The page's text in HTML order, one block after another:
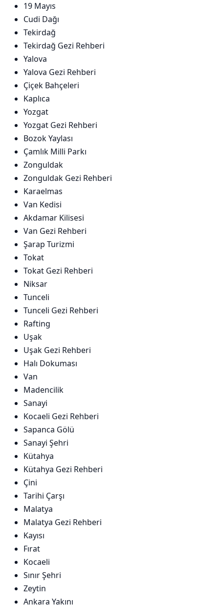
19 Mayıs
Cudi Dağı
Tekirdağ
Tekirdağ Gezi Rehberi
Yalova
Yalova Gezi Rehberi
Çiçek Bahçeleri
Kaplıca
Yozgat
Yozgat Gezi Rehberi
Bozok Yaylası
Çamlık Milli Parkı
Zonguldak
Zonguldak Gezi Rehberi
Karaelmas
Van Kedisi
Akdamar Kilisesi
Van Gezi Rehberi
Şarap Turizmi
Tokat
Tokat Gezi Rehberi
Niksar
Tunceli
Tunceli Gezi Rehberi
Rafting
Uşak
Uşak Gezi Rehberi
Halı Dokuması
Van
Madencilik
Sanayi
Kocaeli Gezi Rehberi
Sapanca Gölü
Sanayi Şehri
Kütahya
Kütahya Gezi Rehberi
Çini
Tarihi Çarşı
Malatya
Malatya Gezi Rehberi
Kayısı
Fırat
Kocaeli
Sınır Şehri
Zeytin
Ankara Yakını